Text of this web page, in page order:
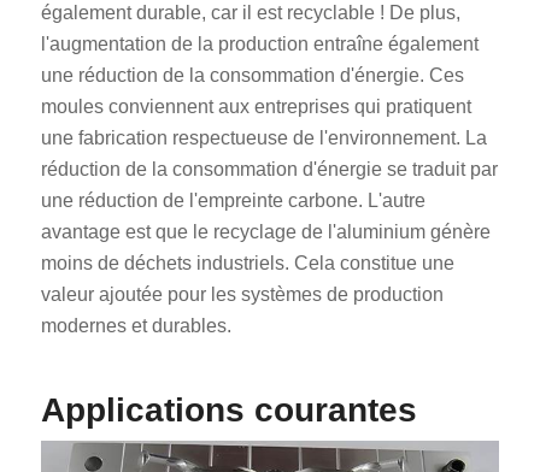
également durable, car il est recyclable ! De plus,
l'augmentation de la production entraîne également
une réduction de la consommation d'énergie. Ces
moules conviennent aux entreprises qui pratiquent
une fabrication respectueuse de l'environnement. La
réduction de la consommation d'énergie se traduit par
une réduction de l'empreinte carbone. L'autre
avantage est que le recyclage de l'aluminium génère
moins de déchets industriels. Cela constitue une
valeur ajoutée pour les systèmes de production
modernes et durables.
Applications courantes